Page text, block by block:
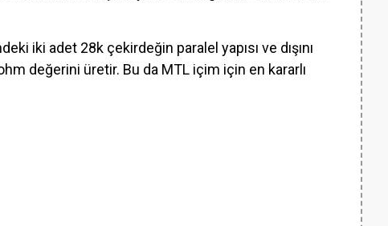
iki adet 28k çekirdeğin paralel yapısı ve dışını
değerini üretir. Bu da MTL içim için en kararlı